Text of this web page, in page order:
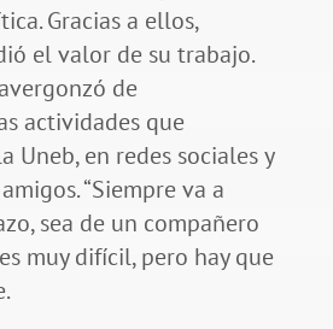
Gracias a ellos,
el valor de su trabajo.
de
actividades que
Uneb, en redes sociales y
“Siempre va a
sea de un compañero
muy difícil, pero hay que